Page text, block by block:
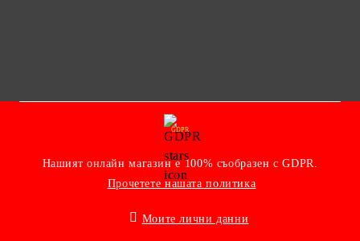
GDPR
Нашият онлайн магазин е 100% съобразен с GDPR.
Прочетете нашата политика
Моите лични данни